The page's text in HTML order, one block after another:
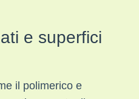
e superfici
il polimerico e